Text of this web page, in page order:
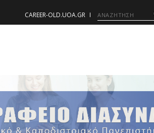
CAREER-OLD.UOA.GR